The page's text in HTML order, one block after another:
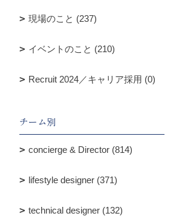
現場のこと (237)
イベントのこと (210)
Recruit 2024／キャリア採用 (0)
チーム別
concierge & Director (814)
lifestyle designer (371)
technical designer (132)